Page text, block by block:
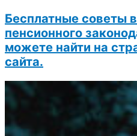
Бесплатные советы
пенсионного
можете найти на
сайта.